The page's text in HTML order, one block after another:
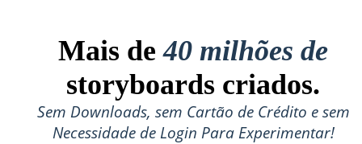
Mais de40 milhões de
storyboards criados.
Sem Downloads, sem Cartão de Crédito e sem
Necessidade de Login Para Experimentar!